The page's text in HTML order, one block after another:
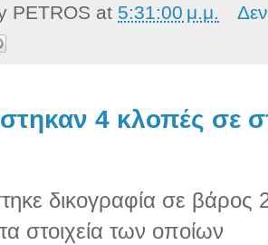
PETROS at 5:31:00 μ.μ.
4 κλοπές σε
δικογραφία σε βάρος
στοιχεία των οποίων